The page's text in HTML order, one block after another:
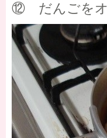
⑫ だんごをオ